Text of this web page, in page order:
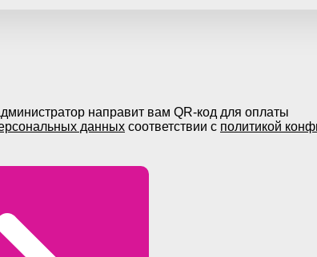
направит вам QR-код для оплаты
данных соответствии с политикой